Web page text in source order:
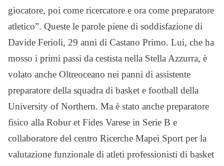
giocatore, poi come ricercatore e ora come preparatore
atletico”. Queste le parole piene di soddisfazione di
Davide Ferioli, 29 anni di Castano Primo. Lui, che ha
mosso i primi passi da cestista nella Stella Azzurra, è
volato anche Oltreoceano nei panni di assistente
preparatore della squadra di basket e football della
University of Northern. Ma è stato anche preparatore
fisico alla Robur et Fides Varese in Serie B e
collaboratore del centro Ricerche Mapei Sport per la
valutazione funzionale di atleti professionisti di basket